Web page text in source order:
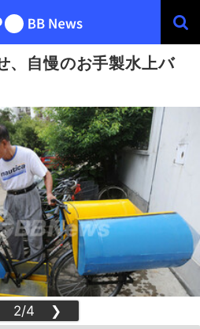
、自慢のお手製水上バ
2/4 ❯